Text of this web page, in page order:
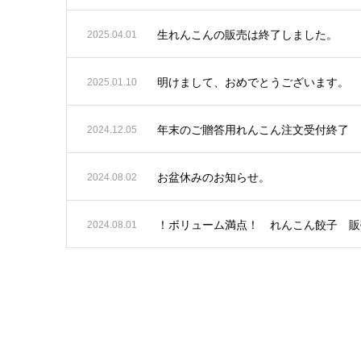
2025.04.01 生れんこんの販売は終了しました。
2025.01.10 明けまして、おめでとうございます。
2024.12.05 年末のご贈答用れんこん注文受付終了
2024.08.02 お盆休みのお知らせ。
2024.08.01 ！ボリューム満点！ れんこん餃子 販